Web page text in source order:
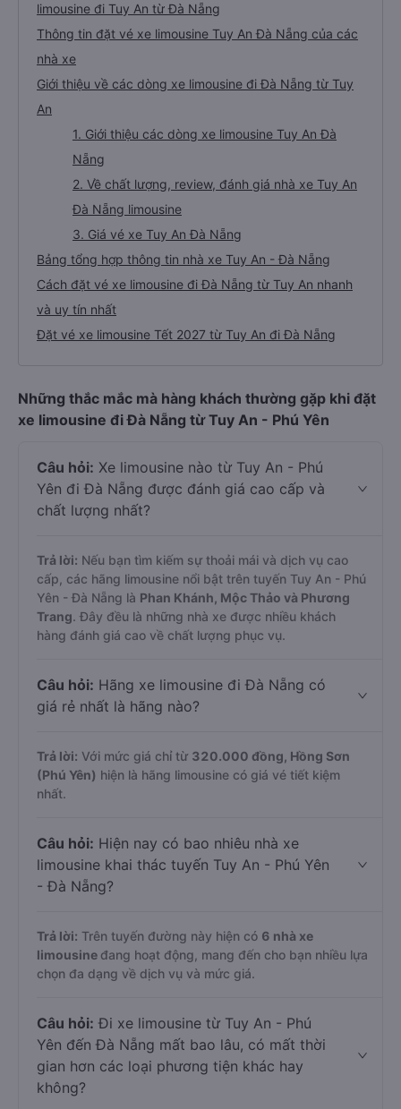
limousine đi Tuy An từ Đà Nẵng
Thông tin đặt vé xe limousine Tuy An Đà Nẵng của các
nhà xe
Giới thiệu về các dòng xe limousine đi Đà Nẵng từ Tuy
An
1. Giới thiệu các dòng xe limousine Tuy An Đà
Nẵng
2. Về chất lượng, review, đánh giá nhà xe Tuy An
Đà Nẵng limousine
3. Giá vé xe Tuy An Đà Nẵng
Bảng tổng hợp thông tin nhà xe Tuy An - Đà Nẵng
Cách đặt vé xe limousine đi Đà Nẵng từ Tuy An nhanh
và uy tín nhất
Đặt vé xe limousine Tết 2027 từ Tuy An đi Đà Nẵng
Những thắc mắc mà hàng khách thường gặp khi đặt
xe limousine đi Đà Nẵng từ Tuy An - Phú Yên
Câu hỏi: Xe limousine nào từ Tuy An - Phú
Yên đi Đà Nẵng được đánh giá cao cấp và
chất lượng nhất?
Trả lời: Nếu bạn tìm kiếm sự thoải mái và dịch vụ cao
cấp, các hãng limousine nổi bật trên tuyến Tuy An - Phú
Yên - Đà Nẵng là Phan Khánh, Mộc Thảo và Phương
Trang. Đây đều là những nhà xe được nhiều khách
hàng đánh giá cao về chất lượng phục vụ.
Câu hỏi: Hãng xe limousine đi Đà Nẵng có
giá rẻ nhất là hãng nào?
Trả lời: Với mức giá chỉ từ 320.000 đồng, Hồng Sơn
(Phú Yên) hiện là hãng limousine có giá vé tiết kiệm
nhất.
Câu hỏi: Hiện nay có bao nhiêu nhà xe
limousine khai thác tuyến Tuy An - Phú Yên
- Đà Nẵng?
Trả lời: Trên tuyến đường này hiện có 6 nhà xe
limousine đang hoạt động, mang đến cho bạn nhiều lựa
chọn đa dạng về dịch vụ và mức giá.
Câu hỏi: Đi xe limousine từ Tuy An - Phú
Yên đến Đà Nẵng mất bao lâu, có mất thời
gian hơn các loại phương tiện khác hay
không?